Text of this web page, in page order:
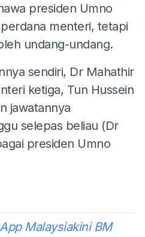
presiden Umno
menteri, tetapi
undang-undang.
sendiri, Dr Mahathir
ketiga, Tun Hussein
jawatannya
selepas beliau (Dr
presiden Umno
Malaysiakini BM